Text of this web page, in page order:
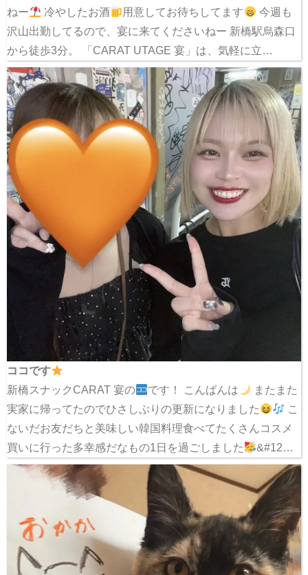
ねー
冷やしたお酒 用意してお待ちしてます
今週も
沢山出勤してるので、宴に来てくださいねー 新橋駅烏森口
から徒歩3分。 「CARAT UTAGE 宴」は、気軽に立…
ココです
新橋スナックCARAT 宴の
です！ こんばんは
またまた
実家に帰ってたのでひさしぶりの更新になりました
こ
ないだお友だちと美味しい韓国料理食べてたくさんコスメ
買いに行った多幸感だなもの1日を過ごしました
&#12…